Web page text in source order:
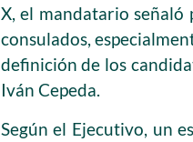
X, el mandatario señaló
consulados,
definición de los
Iván Cepeda.
Según el Ejecutivo, un